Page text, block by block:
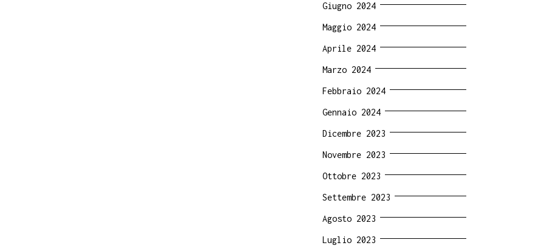
Giugno 2024
Maggio 2024
Aprile 2024
Marzo 2024
Febbraio 2024
Gennaio 2024
Dicembre 2023
Novembre 2023
Ottobre 2023
Settembre 2023
Agosto 2023
Luglio 2023